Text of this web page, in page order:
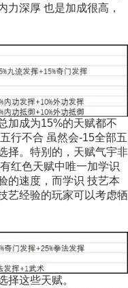
力深厚 也是加成很高，
加成为15%的天赋都不
行不合 虽然会-15全部五
择。特别的，天赋气宇非
红色天赋中唯一加学识
的速度，而学识 技艺本
艺经验的玩家可以考虑牺
择这些天赋。